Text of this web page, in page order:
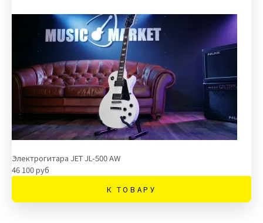
Электрогитара JET JL-500 AW
46 100 руб
К ТОВАРУ